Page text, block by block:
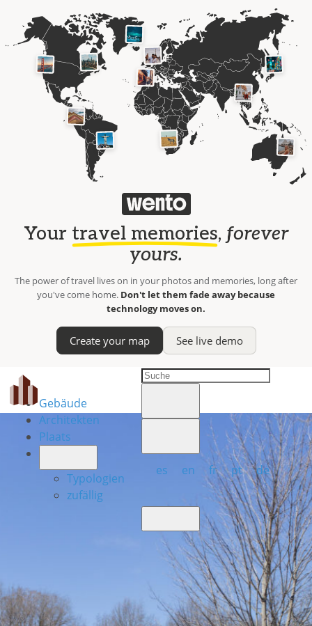
Your travel memories, forever
yours.
The power of travel lives on in your photos and memories, long after
you've come home. Don't let them fade away because
technology moves on.
Create your map See live demo
Gebäude
Architekten
Plaats
Typologien
zufällig
es en fr pt de